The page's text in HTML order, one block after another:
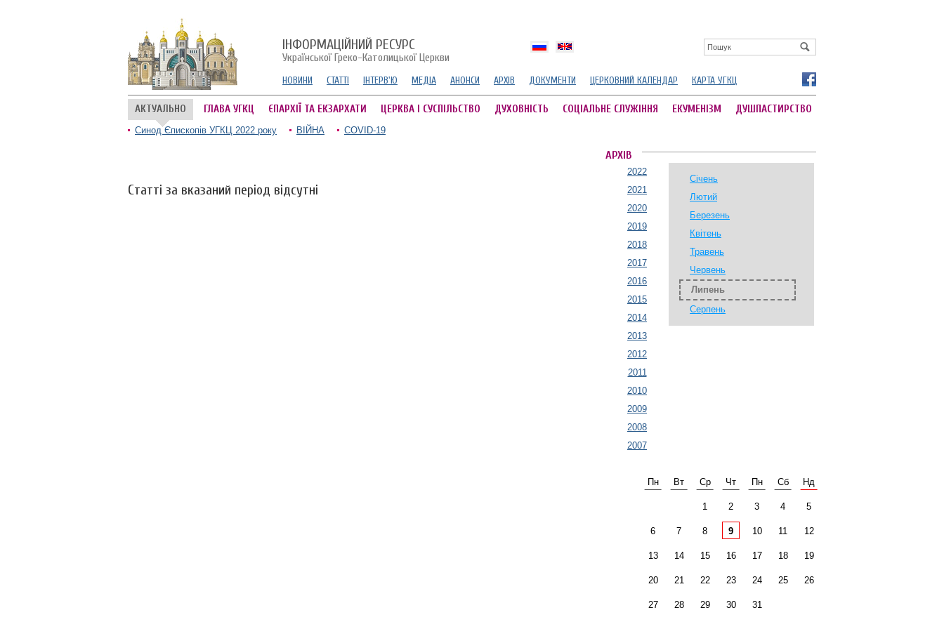
ІНФОРМАЦІЙНИЙ РЕСУРС
Української Греко-Католицької Церкви
НОВИНИ СТАТТІ ІНТЕРВ'Ю МЕДІА АНОНСИ АРХІВ ДОКУМЕНТИ ЦЕРКОВНИЙ КАЛЕНДАР КАРТА УГКЦ
АКТУАЛЬНО ГЛАВА УГКЦ ЄПАРХІЇ ТА ЕКЗАРХАТИ ЦЕРКВА І СУСПІЛЬСТВО ДУХОВНІСТЬ СОЦІАЛЬНЕ СЛУЖІННЯ ЕКУМЕНІЗМ ДУШПАСТИРСТВО
Синод Єпископів УГКЦ 2022 року ВІЙНА COVID-19
Статті за вказаний період відсутні
АРХІВ
2022
2021
2020
2019
2018
2017
2016
2015
2014
2013
2012
2011
2010
2009
2008
2007
Січень
Лютий
Березень
Квітень
Травень
Червень
Липень
Серпень
Пн Вт Ср Чт Пн Сб Нд
1 2 3 4 5
6 7 8 9 10 11 12
13 14 15 16 17 18 19
20 21 22 23 24 25 26
27 28 29 30 31